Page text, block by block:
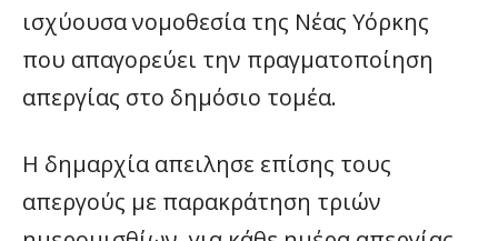
ισχύουσα νομοθεσία της Νέας Υόρκης
που απαγορεύει την πραγματοποίηση
απεργίας στο δημόσιο τομέα.
Η δημαρχία απειλησε επίσης τους
απεργούς με παρακράτηση τριών